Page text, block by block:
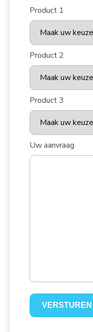
Product 1
Product 2
Product 3
Uw aanvraag
VERSTUREN